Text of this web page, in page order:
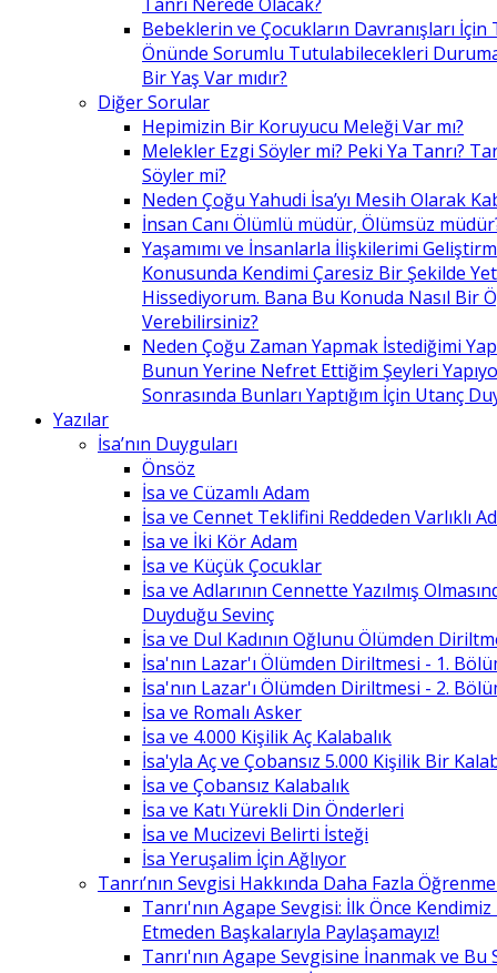
Bebeklerin ve Çocukların Davranışları İçin
Önünde Sorumlu Tutulabilecekleri
Bir Yaş Var mıdır?
Diğer Sorular
Hepimizin Bir Koruyucu Meleği Var mı?
Melekler Ezgi Söyler mi? Peki Ya Tanrı?
Söyler mi?
Neden Çoğu Yahudi İsa’yı Mesih Olarak
İnsan Canı Ölümlü müdür, Ölümsüz
Yaşamımı ve İnsanlarla İlişkilerimi
Konusunda Kendimi Çaresiz Bir Şekilde
Hissediyorum. Bana Bu Konuda Nasıl Bir
Verebilirsiniz?
Neden Çoğu Zaman Yapmak İstediğimi
Bunun Yerine Nefret Ettiğim Şeyleri
Sonrasında Bunları Yaptığım İçin Utanç
Yazılar
İsa’nın Duyguları
Önsöz
İsa ve Cüzamlı Adam
İsa ve Cennet Teklifini Reddeden Varlıklı
İsa ve İki Kör Adam
İsa ve Küçük Çocuklar
İsa ve Adlarının Cennette Yazılmış
Duyduğu Sevinç
İsa ve Dul Kadının Oğlunu Ölümden
İsa'nın Lazar'ı Ölümden Diriltmesi - 1.
İsa'nın Lazar'ı Ölümden Diriltmesi - 2.
İsa ve Romalı Asker
İsa ve 4.000 Kişilik Aç Kalabalık
İsa'yla Aç ve Çobansız 5.000 Kişilik Bir
İsa ve Çobansız Kalabalık
İsa ve Katı Yürekli Din Önderleri
İsa ve Mucizevi Belirti İsteği
İsa Yeruşalim İçin Ağlıyor
Tanrı’nın Sevgisi Hakkında Daha Fazla
Tanrı'nın Agape Sevgisi: İlk Önce
Etmeden Başkalarıyla Paylaşamayız!
Tanrı'nın Agape Sevgisine İnanmak ve Bu